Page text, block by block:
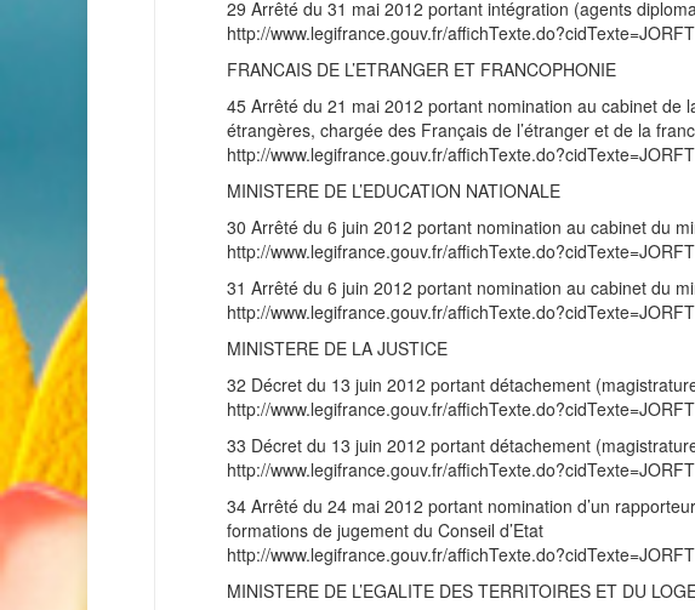
29 Arrêté du 31 mai 2012 portant intégration (agents
http://www.legifrance.gouv.fr/
FRANCAIS DE L’ETRANGER ET FRANCOPHONIE
45 Arrêté du 21 mai 2012 portant nomination au cabinet de
étrangères, chargée des Français de l’étranger et de la
http://www.legifrance.gouv.fr/
MINISTERE DE L’EDUCATION NATIONALE
30 Arrêté du 6 juin 2012 portant nomination au cabinet du
http://www.legifrance.gouv.fr/
31 Arrêté du 6 juin 2012 portant nomination au cabinet du
http://www.legifrance.gouv.fr/
MINISTERE DE LA JUSTICE
32 Décret du 13 juin 2012 portant détachement
http://www.legifrance.gouv.fr/
33 Décret du 13 juin 2012 portant détachement
http://www.legifrance.gouv.fr/
34 Arrêté du 24 mai 2012 portant nomination d’un
formations de jugement du Conseil d’Etat
http://www.legifrance.gouv.fr/
MINISTERE DE L’EGALITE DES TERRITOIRES ET DU